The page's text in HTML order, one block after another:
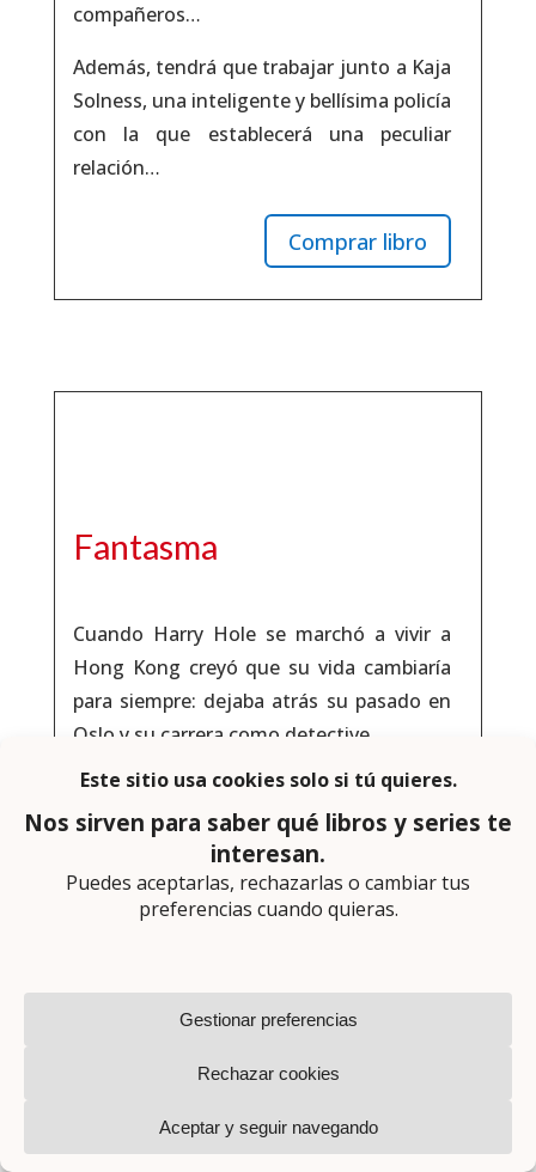
compañeros…
Además, tendrá que trabajar junto a Kaja
Solness, una inteligente y bellísima policía
con la que establecerá una peculiar
relación…
Comprar libro
Fantasma
Cuando Harry Hole se marchó a vivir a
Hong Kong creyó que su vida cambiaría
para siempre: dejaba atrás su pasado en
Oslo y su carrera como detective.
Sin embargo, un acontecimiento del todo
insospechado le hace regresar una vez
más a su ciudad natal: Oleg, el niño que
ayudó a criar y a quien tanto quiso, ha
sido arrestado, acusado de asesinato.
así que decide volver a Oslo para tratar
embargo, hay muchas pruebas que
Harry Hole está fuera del cuerpo de